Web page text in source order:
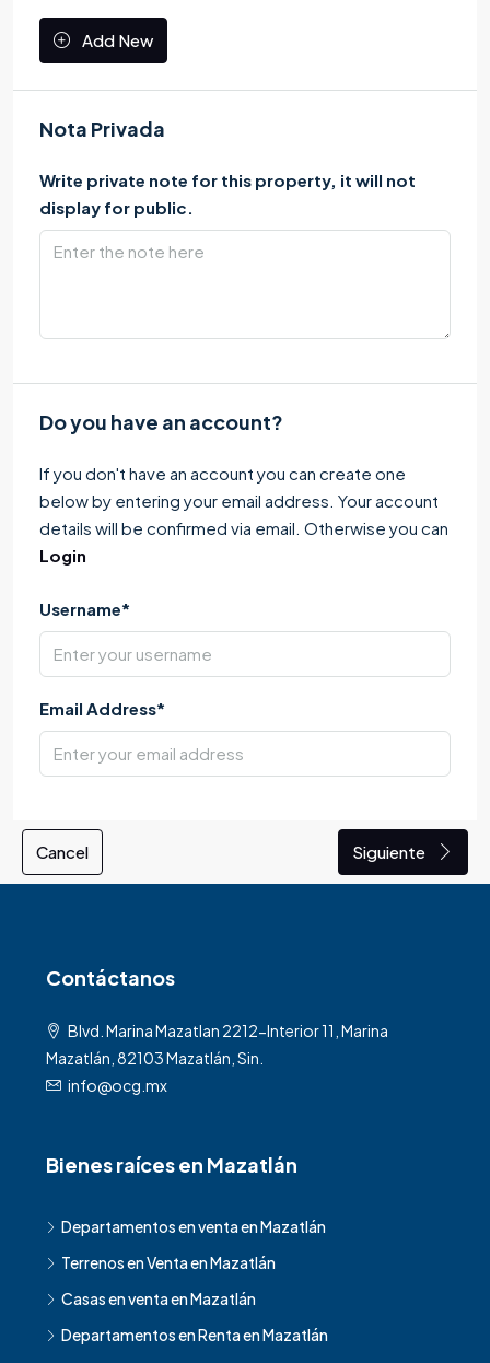
Add New
Nota Privada
Write private note for this property, it will not
display for public.
Do you have an account?
If you don't have an account you can create one
below by entering your email address. Your account
details will be confirmed via email. Otherwise you can
Login
Username*
Email Address*
Cancel Siguiente
Contáctanos
Blvd. Marina Mazatlan 2212-Interior 11, Marina
Mazatlán, 82103 Mazatlán, Sin.
info@ocg.mx
Bienes raíces en Mazatlán
Departamentos en venta en Mazatlán
Terrenos en Venta en Mazatlán
Casas en venta en Mazatlán
Departamentos en Renta en Mazatlán